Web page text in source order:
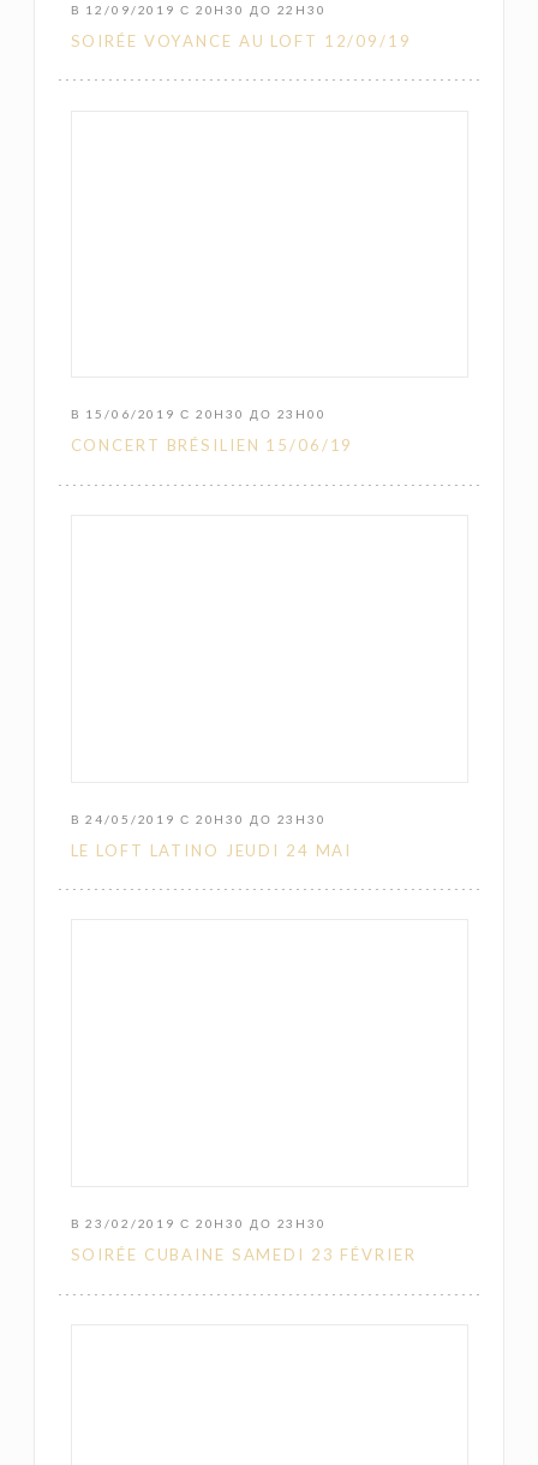
В 12/09/2019 С 20H30 ДО 22H30
SOIRÉE VOYANCE AU LOFT 12/09/19
В 15/06/2019 С 20H30 ДО 23H00
CONCERT BRÉSILIEN 15/06/19
В 24/05/2019 С 20H30 ДО 23H30
LE LOFT LATINO JEUDI 24 MAI
В 23/02/2019 С 20H30 ДО 23H30
SOIRÉE CUBAINE SAMEDI 23 FÉVRIER